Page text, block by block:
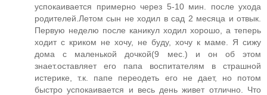
успокаивается примерно через 5-10 мин. после ухода
родителей.Летом сын не ходил в сад 2 месяца и отвык.
Первую неделю после каникул ходил хорошо, а теперь
ходит с криком не хочу, не буду, хочу к маме. Я сижу
дома с маленькой дочкой(9 мес.) и он об этом
знает.оставляет его папа воспитателям в страшной
истерике, т.к. папе переодеть его не дает, но потом
быстро успокаивается и весь день живет отлично. Что